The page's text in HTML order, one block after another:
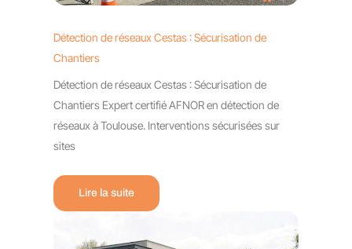
Détection de réseaux Cestas : Sécurisation de
Chantiers
Détection de réseaux Cestas : Sécurisation de
Chantiers Expert certifié AFNOR en détection de
réseaux à Toulouse. Interventions sécurisées sur
sites
Lire la suite